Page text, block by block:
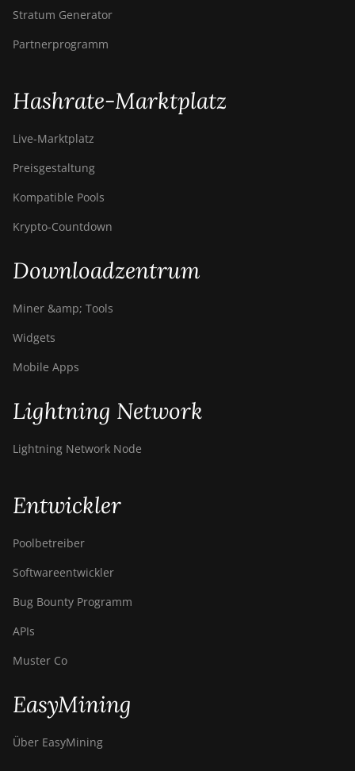
Stratum Generator
Partnerprogramm
Hashrate-Marktplatz
Live-Marktplatz
Preisgestaltung
Kompatible Pools
Krypto-Countdown
Downloadzentrum
Miner &amp; Tools
Widgets
Mobile Apps
Lightning Network
Lightning Network Node
Entwickler
Poolbetreiber
Softwareentwickler
Bug Bounty Programm
APIs
Muster Co
EasyMining
Über EasyMining